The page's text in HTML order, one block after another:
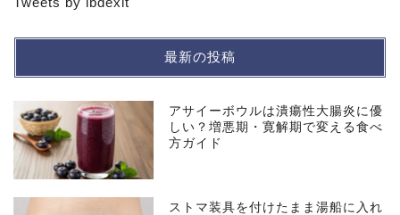
最新の投稿
アサイーボウルは潰瘍性大腸炎に優
しい？増悪期・寛解期で変える食べ
方ガイド
ストマ装具を付けたまま湯船に入れ